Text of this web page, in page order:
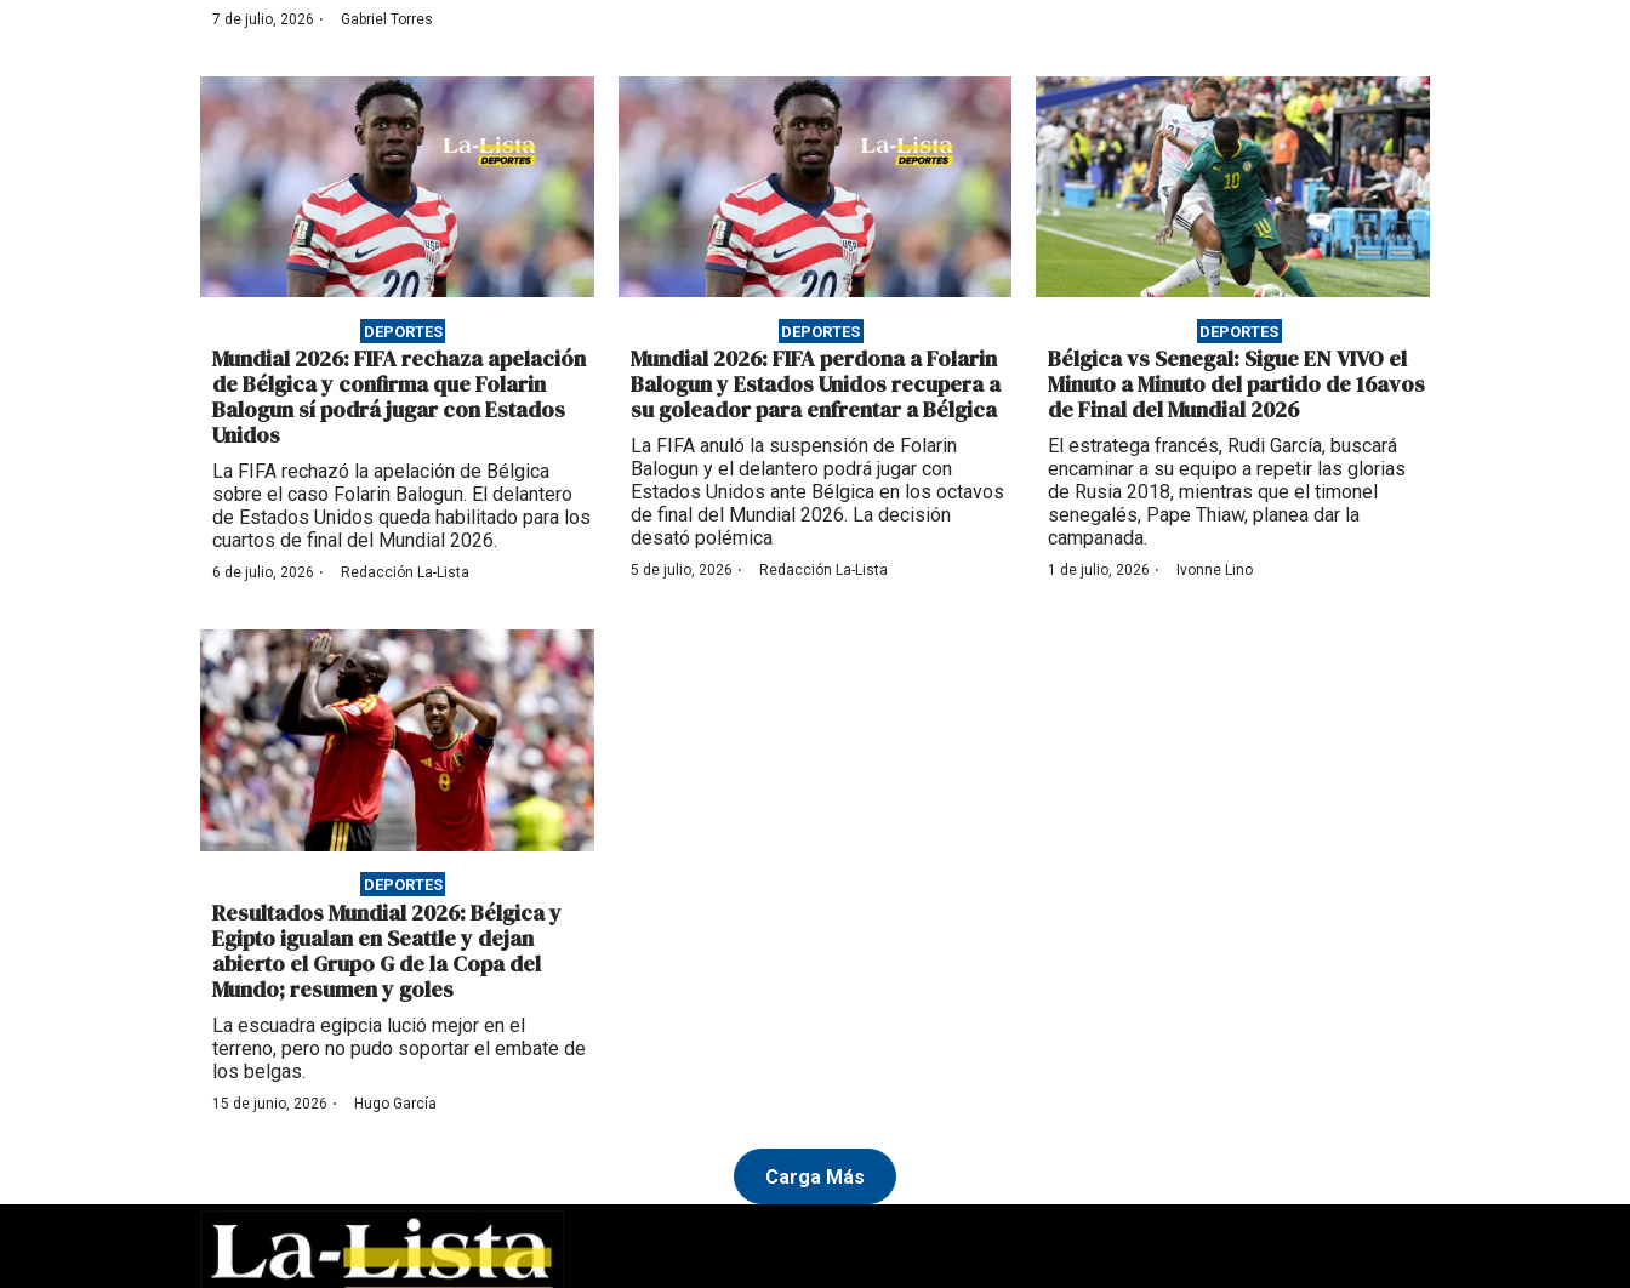
7 de julio, 2026 · Gabriel Torres
DEPORTES
Mundial 2026: FIFA rechaza apelación
de Bélgica y confirma que Folarin
Balogun sí podrá jugar con Estados
Unidos
La FIFA rechazó la apelación de Bélgica
sobre el caso Folarin Balogun. El delantero
de Estados Unidos queda habilitado para los
cuartos de final del Mundial 2026.
6 de julio, 2026 · Redacción La-Lista
DEPORTES
Mundial 2026: FIFA perdona a Folarin
Balogun y Estados Unidos recupera a
su goleador para enfrentar a Bélgica
La FIFA anuló la suspensión de Folarin
Balogun y el delantero podrá jugar con
Estados Unidos ante Bélgica en los octavos
de final del Mundial 2026. La decisión
desató polémica
5 de julio, 2026 · Redacción La-Lista
DEPORTES
Bélgica vs Senegal: Sigue EN VIVO el
Minuto a Minuto del partido de 16avos
de Final del Mundial 2026
El estratega francés, Rudi García, buscará
encaminar a su equipo a repetir las glorias
de Rusia 2018, mientras que el timonel
senegalés, Pape Thiaw, planea dar la
campanada.
1 de julio, 2026 · Ivonne Lino
DEPORTES
Resultados Mundial 2026: Bélgica y
Egipto igualan en Seattle y dejan
abierto el Grupo G de la Copa del
Mundo; resumen y goles
La escuadra egipcia lució mejor en el
terreno, pero no pudo soportar el embate de
los belgas.
15 de junio, 2026 · Hugo García
Carga Más